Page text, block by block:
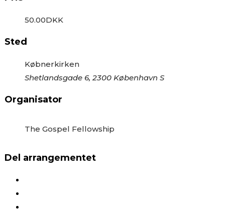
50.00DKK
Sted
Købnerkirken
Shetlandsgade 6, 2300 København S
Organisator
The Gospel Fellowship
Del arrangementet